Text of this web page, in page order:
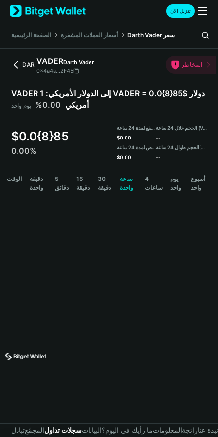
English
日本語
Русский
Español (Latinoamérica)
Türkçe
Deutsch
简体中文
Português (Portugal)
Bahasa Indonesia
বাংলা
تنزيل الآن
الصفحة الرئيسية أسعار العملات المشفرة Darth Vader سعر
DAR VADERDarth Vader
0x4a4a...2F45
المخاطر
VADER إلى الدولار الأمريكي: 1 VADER = 0.0{8}85$ دولار
أمريكي 0.00% يوم واحد
$0.0{8}85
0.00%
مرتفع لمدة 24 ساعة
$0.00
منخفض لمدة 24 ساعة
$0.00
الحجم خلال 24 ساعة (VADER)
--
الحجم طوال 24 ساعة(USDT)
--
الوقت
دقيقة
واحدة
5
دقائق
15
دقيقة
30
دقيقة
ساعة
واحدة
4
ساعات
يوم
واحد
أسبوع
واحد
تبادلالمجمّعسجلات تداولالبياناتما رأيك في اليوم؟المعلوماترائجةنبذة عنا